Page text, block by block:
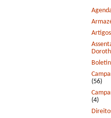
Artigos
(56)
(4)